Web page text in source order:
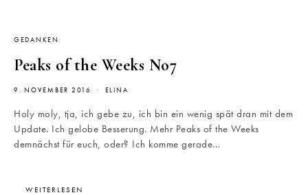
GEDANKEN
Peaks of the Weeks No7
9. NOVEMBER 2016 ELINA
Holy moly, tja, ich gebe zu, ich bin ein wenig spät dran mit dem
Update. Ich gelobe Besserung. Mehr Peaks of the Weeks
demnächst für euch, oder? Ich komme gerade…
WEITERLESEN